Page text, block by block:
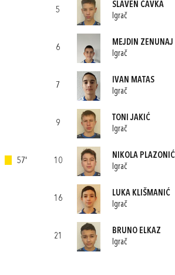
57'
5
SLAVEN ČAVKA
Igrač
6
MEJDIN ZENUNAJ
Igrač
7
IVAN MATAS
Igrač
9
TONI JAKIĆ
Igrač
10
NIKOLA PLAZONIĆ
Igrač
16
LUKA KLIŠMANIĆ
Igrač
21
BRUNO ELKAZ
Igrač